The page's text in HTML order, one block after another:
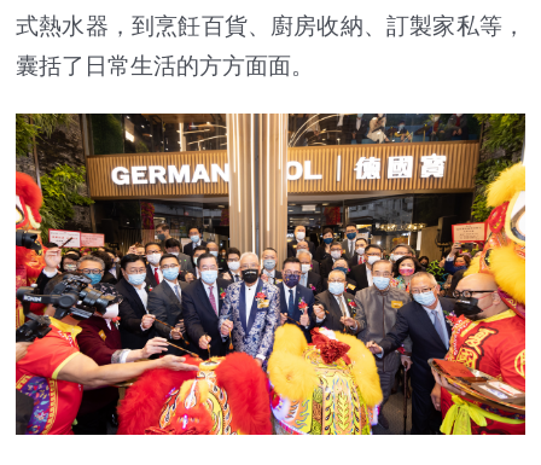
式熱水器，到烹飪百貨、廚房收納、訂製家私等，
囊括了日常生活的方方面面。